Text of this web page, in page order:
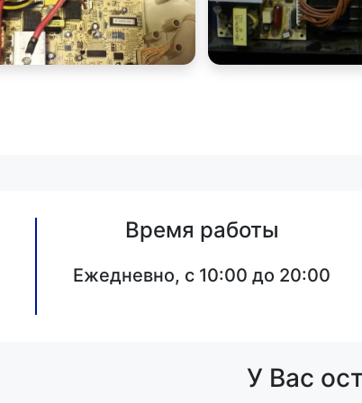
Время работы
Ежедневно, с 10:00 до 20:00
У Вас